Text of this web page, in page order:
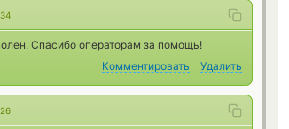
Спасибо операторам за помощь!
Комментировать
Удалить